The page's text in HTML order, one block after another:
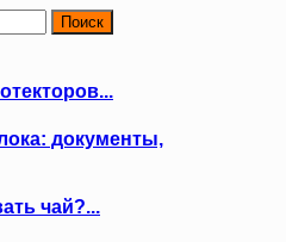
документы,
чай?...